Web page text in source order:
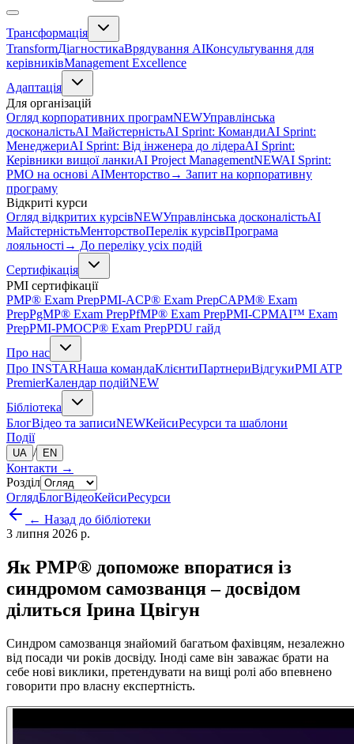
Трансформація
TransformДіагностикаВрядування AIКонсультування для
керівниківManagement Excellence
Адаптація
Для організацій
Огляд корпоративних програмNEWУправлінська
досконалістьAI МайстерністьAI Sprint: КомандиAI Sprint:
МенеджериAI Sprint: Від інженера до лідераAI Sprint:
Керівники вищої ланкиAI Project ManagementNEWAI Sprint:
PMO на основі AIМенторство→ Запит на корпоративну
програму
Відкриті курси
Огляд відкритих курсівNEWУправлінська досконалістьAI
МайстерністьМенторствоПерелік курсівПрограма
лояльності → До переліку усіх подій
Сертифікація
PMI сертифікації
PMP® Exam PrepPMI-ACP® Exam PrepCAPM® Exam
PrepPgMP® Exam PrepPfMP® Exam PrepPMI-CPMAI™ Exam
PrepPMI-PMOCP® Exam PrepPDU гайд
Про нас
Про INSTARНаша командаКлієнтиПартнериВідгукиPMI ATP
PremierКалендар подійNEW
Бібліотека
БлогВідео та записиNEWКейсиРесурси та шаблони
Події
UA / EN
Контакти →
Розділ
ОглядБлогВідеоКейсиРесурси
← Назад до бібліотеки
3 липня 2026 р.
Як PMP® допоможе впоратися із
синдромом самозванця – досвідом
ділиться Ірина Цвігун
Синдром самозванця знайомий багатьом фахівцям, незалежно
від посади чи років досвіду. Іноді саме він заважає брати на
себе нові виклики, претендувати на вищі ролі або впевнено
говорити про власну експертність.